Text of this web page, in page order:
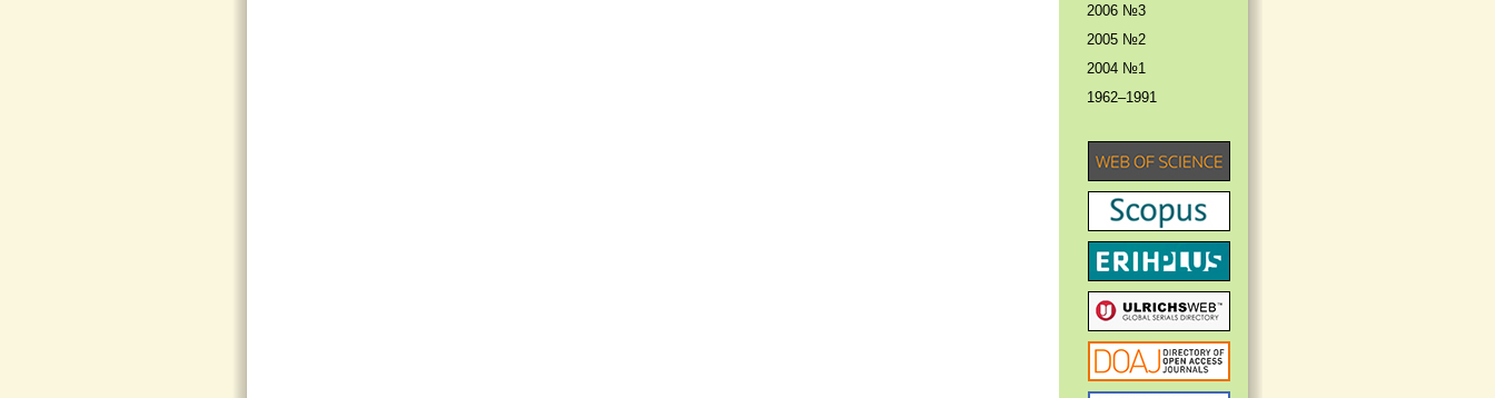
2006 №3
2005 №2
2004 №1
1962–1991